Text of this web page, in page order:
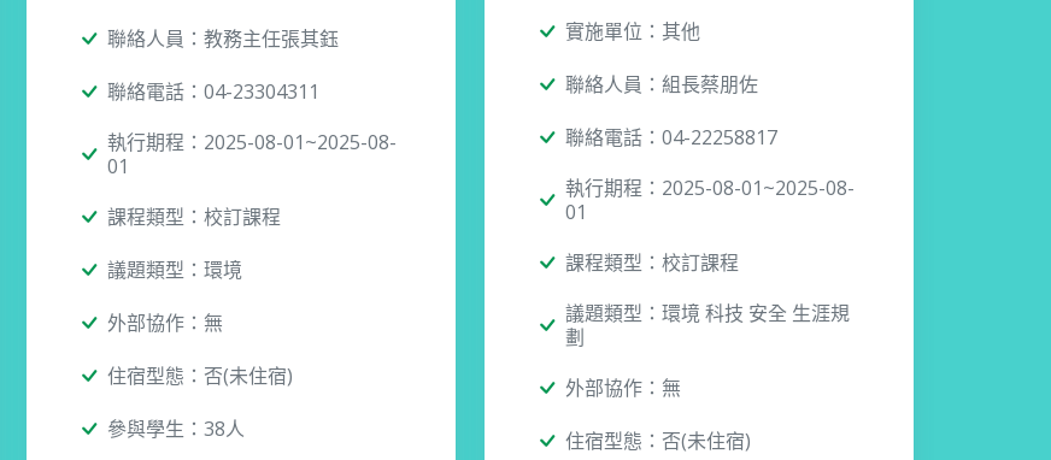
聯絡人員：教務主任張其鈺
聯絡電話：04-23304311
執行期程：2025-08-01~2025-08-
01
課程類型：校訂課程
議題類型：環境
外部協作：無
住宿型態：否(未住宿)
參與學生：38人
實施單位：其他
聯絡人員：組長蔡朋佐
聯絡電話：04-22258817
執行期程：2025-08-01~2025-08-
01
課程類型：校訂課程
議題類型：環境 科技 安全 生涯規
劃
外部協作：無
住宿型態：否(未住宿)